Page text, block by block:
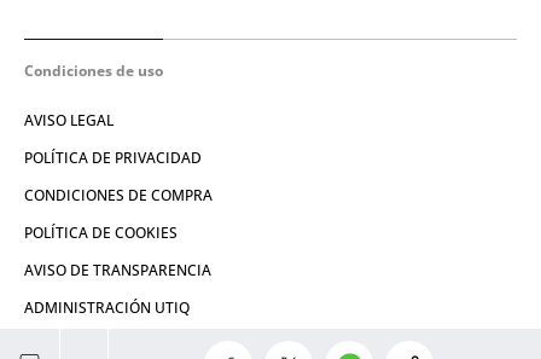
Condiciones de uso
AVISO LEGAL
POLÍTICA DE PRIVACIDAD
CONDICIONES DE COMPRA
POLÍTICA DE COOKIES
AVISO DE TRANSPARENCIA
ADMINISTRACIÓN UTIQ